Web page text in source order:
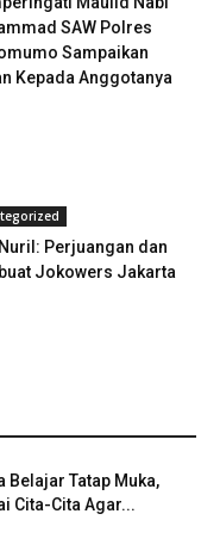
SAW Polres
Sampaikan
Kepada Anggotanya
Perjuangan dan
Jokowers Jakarta
Belajar Tatap Muka,
Cita-Cita Agar...